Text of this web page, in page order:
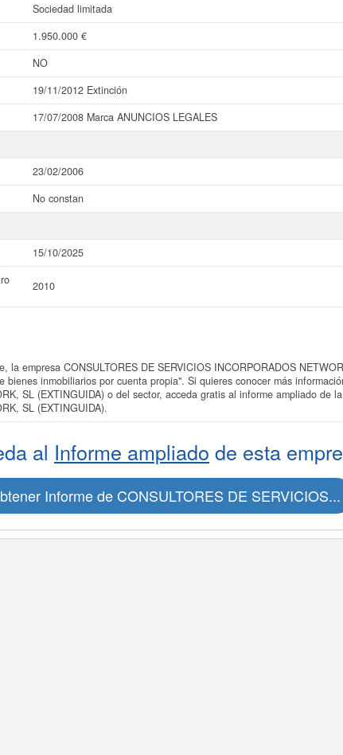
Sociedad limitada
1.950.000 €
NO
19/11/2012 Extinción
17/07/2008 Marca ANUNCIOS LEGALES
23/02/2006
No constan
15/10/2025
2010
la empresa CONSULTORES DE SERVICIOS INCORPORADOS
inmobiliarios por cuenta propia". Si quieres conocer más
SL (EXTINGUIDA) o del sector, acceda gratis al informe ampliado de
SL (EXTINGUIDA).
al Informe ampliado de esta
Informe de CONSULTORES DE SERVICIOS...